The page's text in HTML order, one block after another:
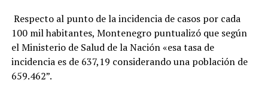
Respecto al punto de la incidencia de casos por cada
100 mil habitantes, Montenegro puntualizó que según
el Ministerio de Salud de la Nación «esa tasa de
incidencia es de 637,19 considerando una población de
659.462”.